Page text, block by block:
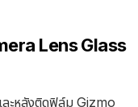
Lens Glass
ละหลังติดฟิล์ม Gizmo